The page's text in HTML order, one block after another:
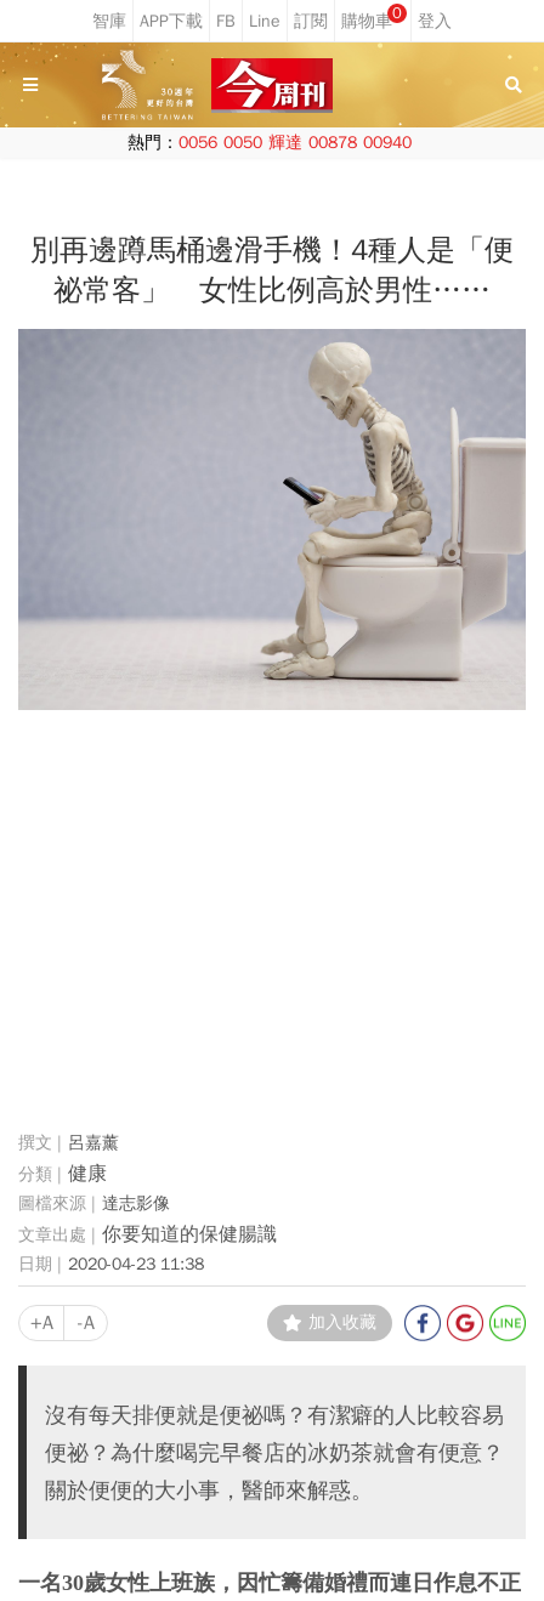
0
熱門： 0056 0050 輝達 00878 00940
別再邊蹲馬桶邊滑手機！4種人是「便
祕常客」 女性比例高於男性……
呂嘉薰
健康
達志影像
你要知道的保健腸識
2020-04-23 11:38
+A -A 加入收藏
沒有每天排便就是便祕嗎？有潔癖的人比較容易
便祕？為什麼喝完早餐店的冰奶茶就會有便意？
關於便便的大小事，醫師來解惑。
一名30歲女性上班族，因忙籌備婚禮而連日作息不正